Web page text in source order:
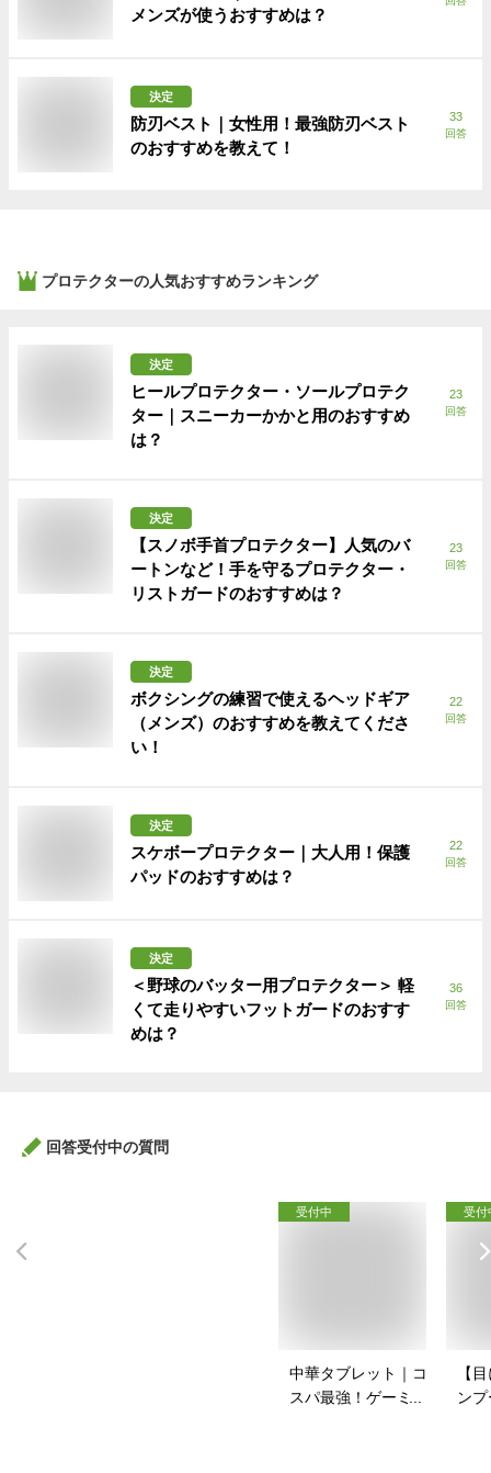
メンズが使うおすすめは？
決定
防刃ベスト｜女性用！最強防刃ベスト
のおすすめを教えて！
33
回答
プロテクターの人気おすすめランキング
決定
ヒールプロテクター・ソールプロテク
ター｜スニーカーかかと用のおすすめ
は？
23
回答
決定
【スノボ手首プロテクター】人気のバ
ートンなど！手を守るプロテクター・
リストガードのおすすめは？
23
回答
決定
ボクシングの練習で使えるヘッドギア
（メンズ）のおすすめを教えてくださ
い！
22
回答
決定
スケボープロテクター｜大人用！保護
パッドのおすすめは？
22
回答
決定
＜野球のバッター用プロテクター＞ 軽
くて走りやすいフットガードのおすす
めは？
36
回答
回答受付中の質問
受付中
中華タブレット｜コ
スパ最強！ゲーミン
受付
【
ン